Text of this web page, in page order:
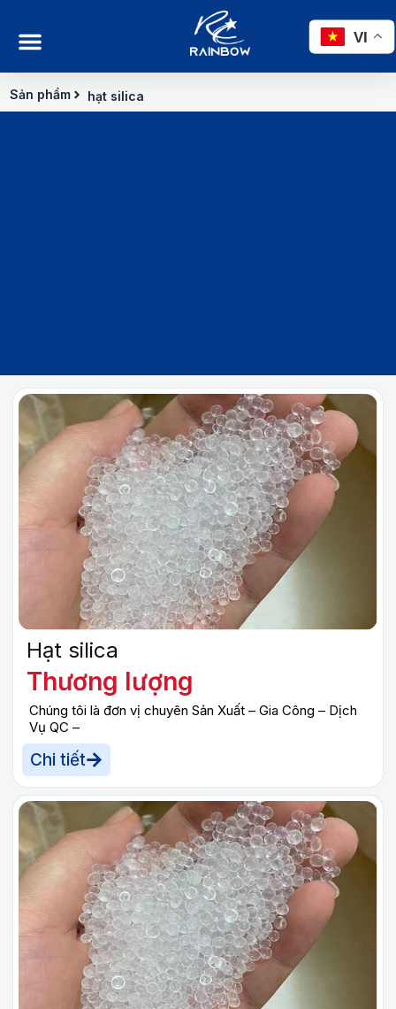
dung
Sản phẩm hạt silica
Sản phẩm hạt silica
Gia công – rang xay – đóng gói cà phê nguyên
chất, giữ trọn hương vị đặc trưng và chất lượng ổn
định.
Hạt silica
Thương lượng
Chúng tôi là đơn vị chuyên Sản Xuất – Gia Công – Dịch
Vụ QC –
Chi tiết
VI